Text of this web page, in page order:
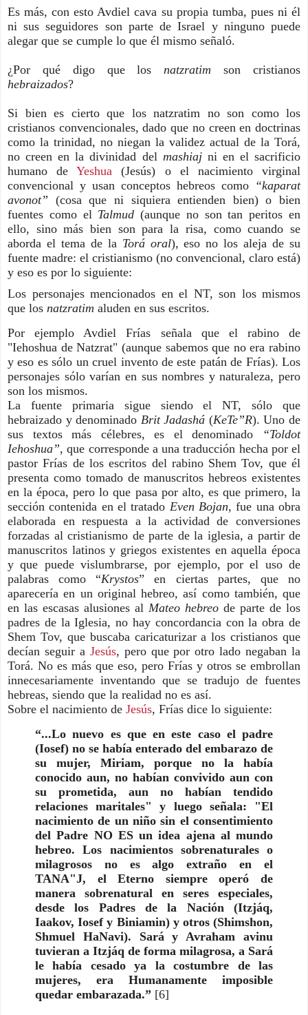
Es más, con esto Avdiel cava su propia tumba, pues ni él
ni sus seguidores son parte de Israel y ninguno puede
alegar que se cumple lo que él mismo señaló.
¿Por qué digo que los natzratimson cristianos
hebraizados?
Si bien es cierto que los natzratim no son como los
cristianos convencionales, dado que no creen en doctrinas
como la trinidad, no niegan la validez actual de la Torá,
no creen en la divinidad del mashiaj ni en el sacrificio
humano deYeshua(Jesús) o el nacimiento virginal
convencional y usan conceptos hebreos como “kaparat
avonot” (cosa que ni siquiera entienden bien) o bien
fuentes como el Talmud(aunque no son tan peritos en
ello, sino más bien son para la risa, como cuando se
aborda el tema de la Torá oral), eso no los aleja de su
fuente madre: el cristianismo (no convencional, claro está)
y eso es por lo siguiente:
Los personajes mencionados en el NT, son los mismos
que los natzratim aluden en sus escritos.
Por ejemplo Avdiel Frías señala que el rabino de
"Iehoshua de Natzrat" (aunque sabemos que no era rabino
y eso es sólo un cruel invento de este patán de Frías). Los
personajes sólo varían en sus nombres y naturaleza, pero
son los mismos.
La fuente primaria sigue siendo el NT, sólo que
hebraizado y denominado Brit Jadashá (KeTe”R). Uno de
sus textos más célebres, es el denominado “Toldot
Iehoshua”, que corresponde a una traducción hecha por el
pastor Frías de los escritos del rabino Shem Tov, que él
presenta como tomado de manuscritos hebreos existentes
en la época, pero lo que pasa por alto, es que primero, la
sección contenida en el tratado Even Bojan, fue una obra
elaborada en respuesta a la actividad de conversiones
forzadas al cristianismo de parte de la iglesia, a partir de
manuscritos latinos y griegos existentes en aquella época
y que puede vislumbrarse, por ejemplo, por el uso de
palabras como “Krystos” en ciertas partes, que no
aparecería en un original hebreo, así como también, que
en las escasas alusiones al Mateo hebreo de parte de los
padres de la Iglesia, no hay concordancia con la obra de
Shem Tov, que buscaba caricaturizar a los cristianos que
decían seguir a Jesús, pero que por otro lado negaban la
Torá. No es más que eso, pero Frías y otros se embrollan
innecesariamente inventando que se tradujo de fuentes
hebreas, siendo que la realidad no es así.
Sobre el nacimiento de Jesús, Frías dice lo siguiente:
“...Lo nuevo es que en este caso el padre
(Iosef) no se había enterado del embarazo de
su mujer, Miriam, porque no la había
conocido aun, no habían convivido aun con
su prometida, aun no habían tendido
relaciones maritales" y luego señala: "El
nacimiento de un niño sin el consentimiento
del Padre NO ES un idea ajena al mundo
hebreo. Los nacimientos sobrenaturales o
milagrosos no es algo extraño en el
TANA"J, el Eterno siempre operó de
manera sobrenatural en seres especiales,
desde los Padres de la Nación (Itzjáq,
Iaakov, Iosef y Biniamin) y otros (Shimshon,
Shmuel HaNavi). Sará y Avraham avinu
tuvieran a Itzjáq de forma milagrosa, a Sará
le había cesado ya la costumbre de las
mujeres, era Humanamente imposible
quedar embarazada.” [6]